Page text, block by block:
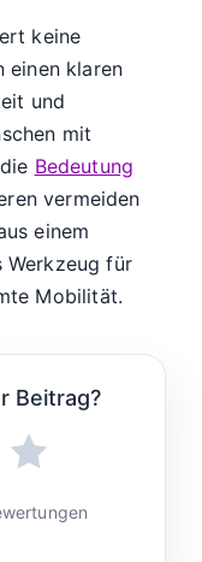
keine
einen klaren
und
mit
Bedeutung
vermeiden
einem
Werkzeug für
Mobilität.
Beitrag?